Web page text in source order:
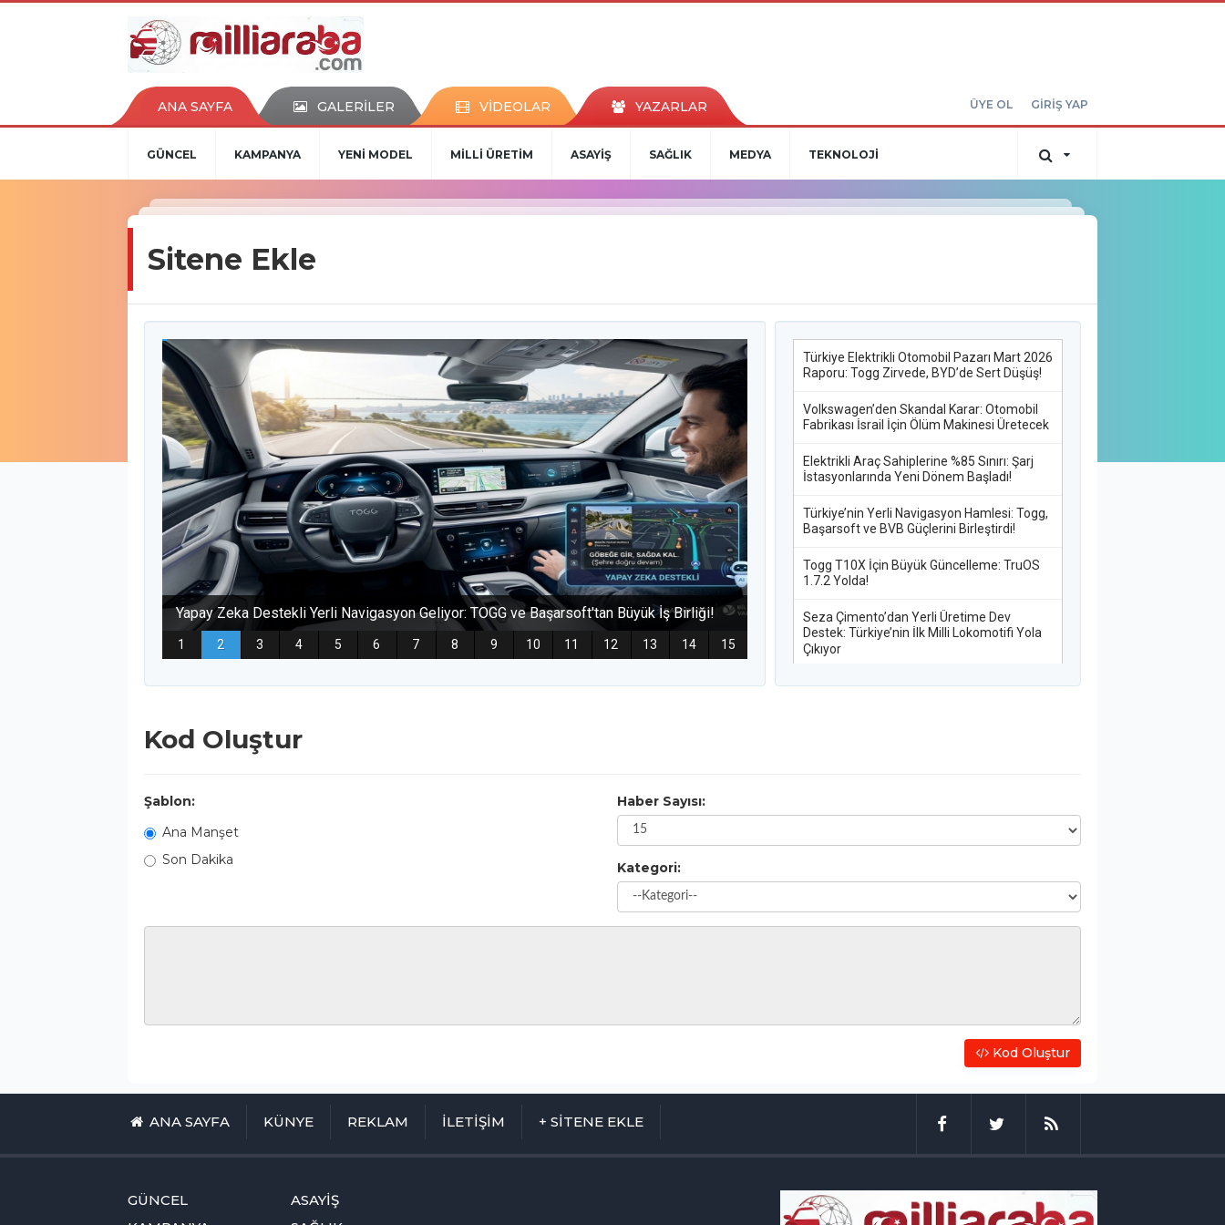
ANA SAYFA GALERİLER VİDEOLAR YAZARLAR ÜYE OL GİRİŞ YAP
GÜNCEL KAMPANYA YENİ MODEL MİLLİ ÜRETİM ASAYİŞ SAĞLIK MEDYA TEKNOLOJİ
Sitene Ekle
Kod Oluştur
Şablon:
Ana Manşet
Son Dakika
Haber Sayısı:
Kategori:
Kod Oluştur
ANA SAYFA KÜNYE REKLAM İLETİŞİM + SİTENE EKLE
GÜNCEL
ASAYİŞ